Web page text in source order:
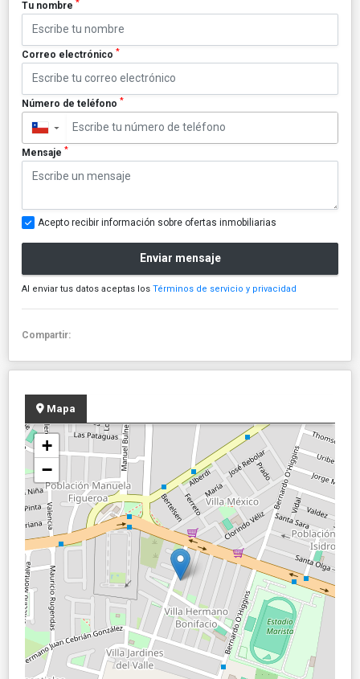
Tu nombre *
Correo electrónico *
Número de teléfono *
▼
Mensaje *
Acepto recibir información sobre ofertas inmobiliarias
Enviar mensaje
Al enviar tus datos aceptas los Términos de servicio y privacidad
Compartir:
Mapa
+
−